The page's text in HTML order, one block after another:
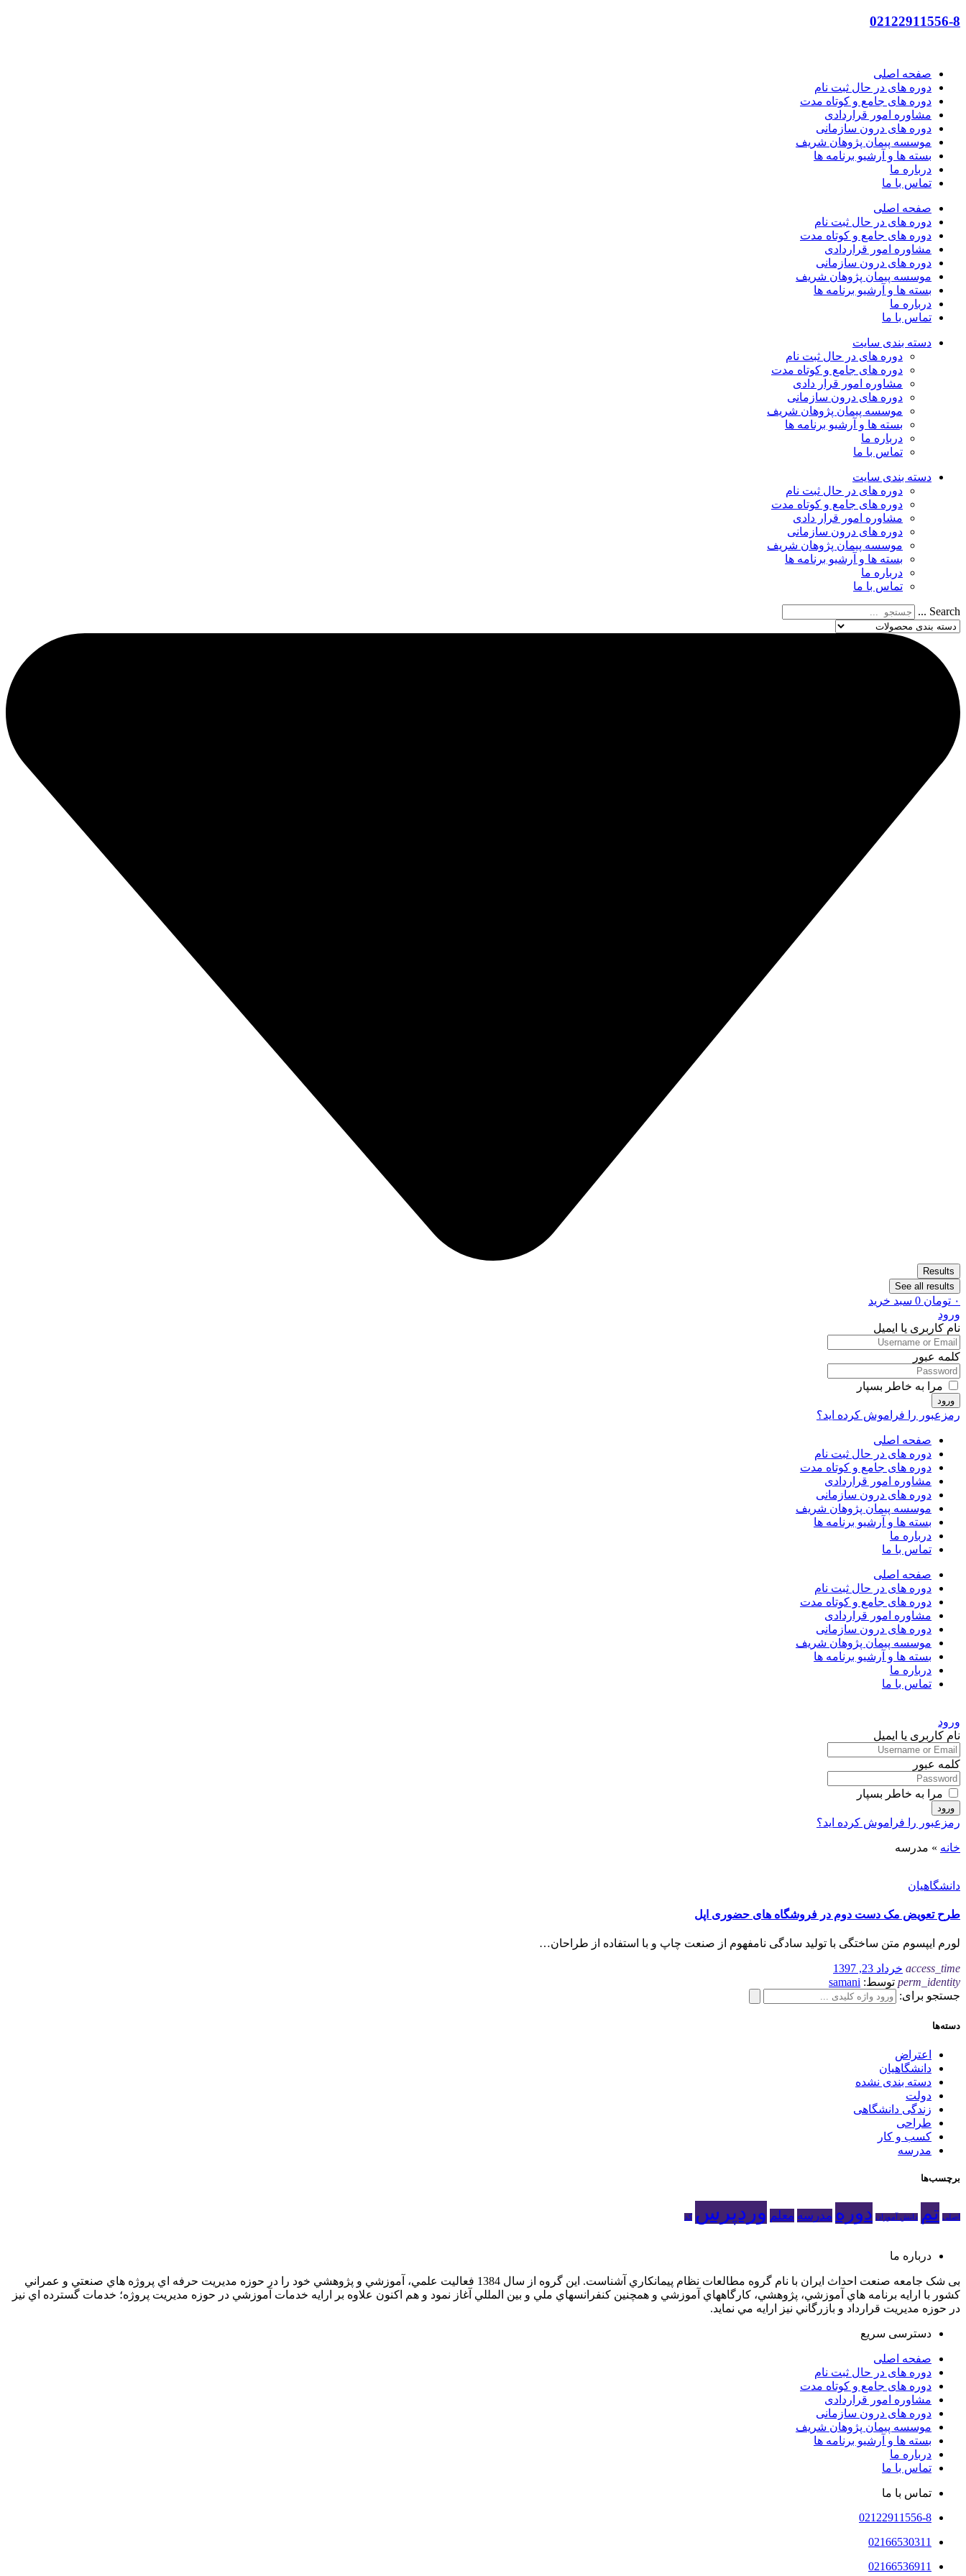
02122911556-8
صفحه اصلی
دوره های در حال ثبت نام
دوره های جامع و کوتاه مدت
مشاوره امور قراردادی
دوره های درون سازمانی
موسسه پیمان پژوهان شریف
بسته ها و آرشیو برنامه ها
درباره ما
تماس با ما
صفحه اصلی
دوره های در حال ثبت نام
دوره های جامع و کوتاه مدت
مشاوره امور قراردادی
دوره های درون سازمانی
موسسه پیمان پژوهان شریف
بسته ها و آرشیو برنامه ها
درباره ما
تماس با ما
دسته‌ بندی سایت
دوره های در حال ثبت نام
دوره های جامع و کوتاه مدت
مشاوره امور قرار دادی
دوره های درون سازمانی
موسسه پیمان پژوهان شریف
بسته ها و آرشیو برنامه ها
درباره ما
تماس با ما
دسته‌ بندی سایت
دوره های در حال ثبت نام
دوره های جامع و کوتاه مدت
مشاوره امور قرار دادی
دوره های درون سازمانی
موسسه پیمان پژوهان شریف
بسته ها و آرشیو برنامه ها
درباره ما
تماس با ما
Search ...
Results
See all results
۰ تومان 0 سبد خرید
ورود
نام کاربری یا ایمیل
کلمه عبور
مرا به خاطر بسپار
ورود
رمزعبور را فراموش کرده اید؟
صفحه اصلی
دوره های در حال ثبت نام
دوره های جامع و کوتاه مدت
مشاوره امور قراردادی
دوره های درون سازمانی
موسسه پیمان پژوهان شریف
بسته ها و آرشیو برنامه ها
درباره ما
تماس با ما
صفحه اصلی
دوره های در حال ثبت نام
دوره های جامع و کوتاه مدت
مشاوره امور قراردادی
دوره های درون سازمانی
موسسه پیمان پژوهان شریف
بسته ها و آرشیو برنامه ها
درباره ما
تماس با ما
ورود
نام کاربری یا ایمیل
کلمه عبور
مرا به خاطر بسپار
ورود
رمزعبور را فراموش کرده اید؟
خانه » مدرسه
دانشگاهیان
طرح تعویض مک دست دوم در فروشگاه های حضوری اپل
لورم ایپسوم متن ساختگی با تولید سادگی نامفهوم از صنعت چاپ و با استفاده از طراحان…
access_time خرداد 23, 1397
perm_identity توسط: samani
جستجو برای:
دسته‌ها
اعتراض
دانشگاهیان
دسته بندی نشده
دولت
زندگی دانشگاهی
طراحی
کسب و کار
مدرسه
برچسب‌ها
اصلی تم دانش آموزان دوره مدرسه معلم وردپرس کد
درباره ما
بی ­شک جامعه صنعت احداث ايران با نام گروه مطالعات نظام پيمانکاري آشناست. اين گروه از سال 1384 فعاليت علمي، آموزشي و پژوهشي خود را در حوزه مديريت حرفه اي پروژه هاي صنعتي و عمراني
کشور با ارايه برنامه­ هاي آموزشي، پژوهشي، کارگاه­هاي آموزشي و همچنين کنفرانس­هاي ملي و بين­ المللي آغاز نمود و هم اکنون علاوه بر ارايه خدمات آموزشي در حوزه مديريت پروژه؛ خدمات گسترده اي نيز
در حوزه مديريت قرارداد و بازرگاني نيز ارايه مي­ نمايد.
دسترسی سریع
صفحه اصلی
دوره های در حال ثبت نام
دوره‌ های جامع و کوتاه مدت
مشاوره امور قراردادی
دوره های درون سازمانی
موسسه پیمان پژوهان شریف
بسته ها و آرشیو برنامه ها
درباره ما
تماس با ما
تماس با ما
02122911556-8
02166530311
02166536911